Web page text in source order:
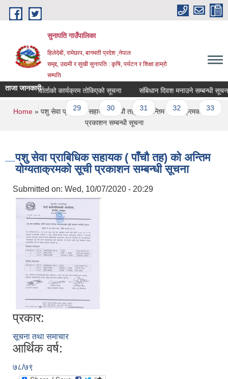
Skip to main content
सुनापति गाउँपालिका
हिलेदेबी, रामेछाप, बागमती प्रदेश ,नेपाल
समृद्द, उद्यमी र सुखी सुनापति : कृषि, पर्यटन र शिक्षा हाम्रो
सम्पति
ताजा जानकारी
लागि अन्तर्वार्ताको कार्यक्रम तोकिएको सूचना संबिधान दिवश मनाउने सम्बन्धी सूचना
… 29 30 31 32 33
You are here
Home » पशु सेवा प्राबिधिक सहायक ( पाँचौ तह) को अन्तिम योग्यताक्रमको सूची
प्रकाशन सम्बन्धी सूचना
पशु सेवा प्राबिधिक सहायक ( पाँचौ तह) को अन्तिम
योग्यताक्रमको सूची प्रकाशन सम्बन्धी सूचना
Submitted on: Wed, 10/07/2020 - 20:29
प्रकार:
सूचना तथा समाचार
आर्थिक वर्ष:
७८/७९